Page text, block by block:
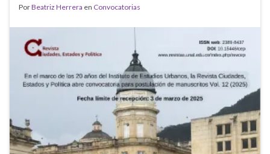
PorBeatriz Herrera en Convocatorias